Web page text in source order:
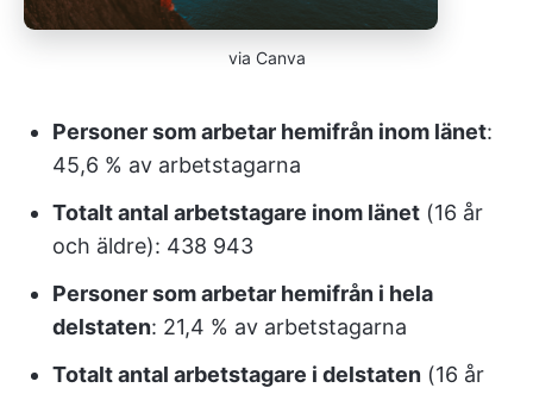
via Canva
Personer som arbetar hemifrån inom länet:
45,6 % av arbetstagarna
Totalt antal arbetstagare inom länet (16 år
och äldre): 438 943
Personer som arbetar hemifrån i hela
delstaten: 21,4 % av arbetstagarna
Totalt antal arbetstagare i delstaten (16 år